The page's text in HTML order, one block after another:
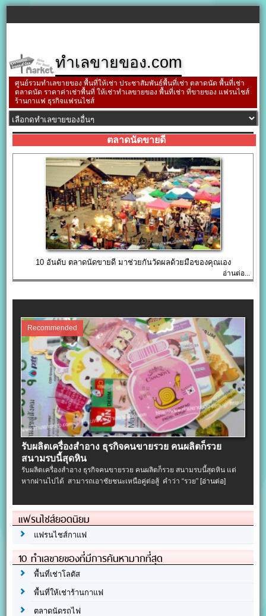
ทำเลขายของ.com
ศูนย์รวมทำเลขายของ พื้นที่ให้เช่า ประชาสัมพันธ์พื้นที่เช่า ตลาดนัด พื้นที่เช่า
ตลาดนัด ราคาค่าเช่าพื้นที่ ให้เช่าทำเลขายของ พื้นที่เช่า ที่ขายของ แฟรนไชส์
ร้านกาแฟ ธุรกิจแฟรนไชส์
ตลาดนัดขายดี
10 อันดับ ตลาดนัดขายดี มาช่วยกันวัดผลด้วยมือของคุณเอง
อ่านต่อ...
Recommended
รับผลิตเครื่องสําอาง ธุรกิจคนขายรวย คนผลิตก็รวย
สนามรบนี้สุดหิน
รับผลิตเครื่องสําอาง ธุรกิจคนขายรวย คนผลิตก็รวย สนามรบนี้สุดหิน แต่
หากผ่านไปได้ สามารถเอาชัยชนะเหนือคู่ต่อสู้ คำว่า “รวย”[อ่านต่อ]
แฟรนไชส์ยอดนิยม
แฟรนไชส์กาแฟ
10 ทำเลขายของที่มีการค้นหามากที่สุด
พื้นที่เช่าโลตัส
พื้นที่ให้เช่าร้านกาแฟ
ตลาดนัดรถไฟ